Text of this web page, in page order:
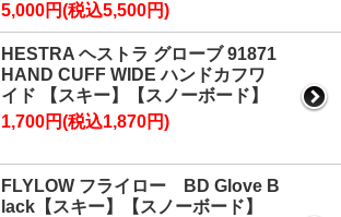
5,000円(税込5,500円)
HESTRA ヘストラ グローブ 91871
HAND CUFF WIDE ハンドカフワ
イド 【スキー】【スノーボード】
1,700円(税込1,870円)
FLYLOW フライロー BD Glove B
lack【スキー】【スノーボード】